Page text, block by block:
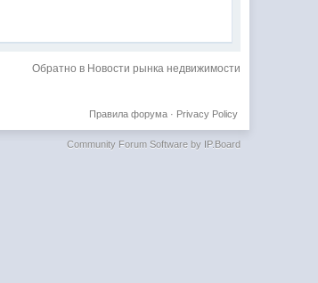
Обратно в Новости рынка недвижимости
Privacy Policy
Правила форума·
Community Forum Software by IP.Board